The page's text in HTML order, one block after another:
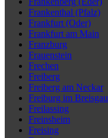
Frankenthal (Pfalz)
Frankfurt (Oder)
Frankfurt am Main
Franzburg
Frauenstein
Frechen
Freiberg
Freiberg am Neckar
Freiburg im Breisgau
Freilassing
Freinsheim
Freising